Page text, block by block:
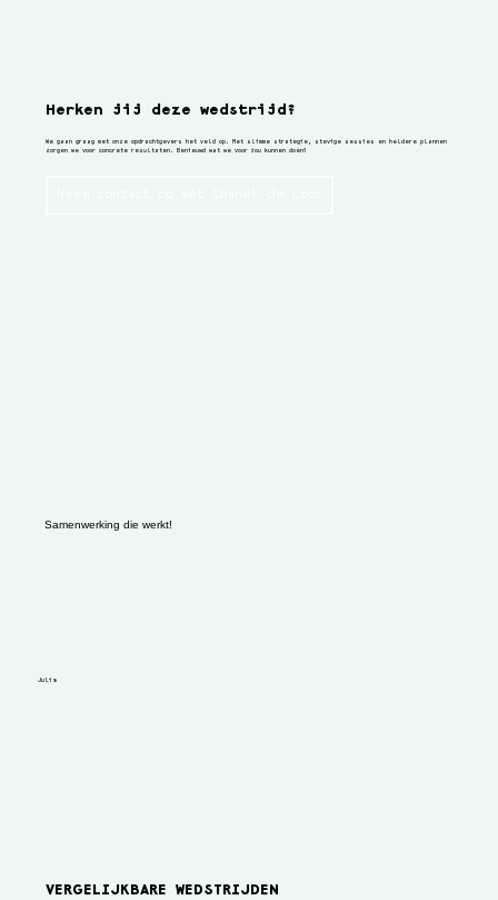
Samenwerking die werkt!
Julia
Herken jij deze wedstrijd?
We gaan graag met onze opdrachtgevers het veld op. Met slimme strategie, stevige sessies en heldere plannen
zorgen we voor concrete resultaten. Benieuwd wat we voor jou kunnen doen?
VERGELIJKBARE WEDSTRIJDEN